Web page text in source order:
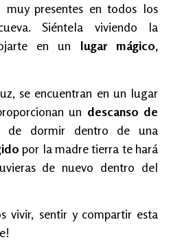
muy presentes en todos los
Siéntela viviendo la
en un lugar mágico,
se encuentran en un lugar
un descanso de
de dormir dentro de una
por la madre tierra te hará
de nuevo dentro del
vivir, sentir y compartir esta